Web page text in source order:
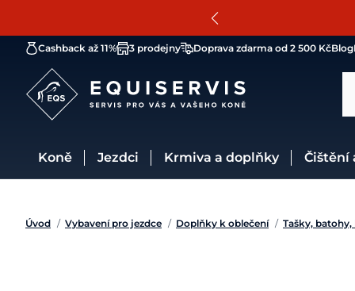
Cashback až 11% 3 prodejny Doprava zdarma od 2 500 KčBlog
Koně Jezdci Krmiva a doplňky
Úvod / Vybavení pro jezdce / Doplňky k oblečení / Tašky,